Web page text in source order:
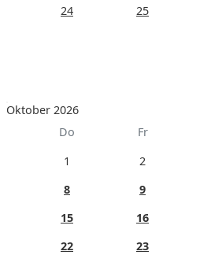
24 25
Oktober 2026
Do Fr
1 2
8 9
15 16
22 23